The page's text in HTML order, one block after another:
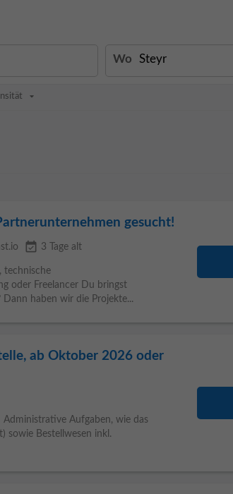
Wo
gesucht!
event_available 3 Tage alt
technische
oder Freelancer Du bringst
haben wir die Projekte...
ab Oktober 2026 oder
Aufgaben, wie das
sowie Bestellwesen inkl.